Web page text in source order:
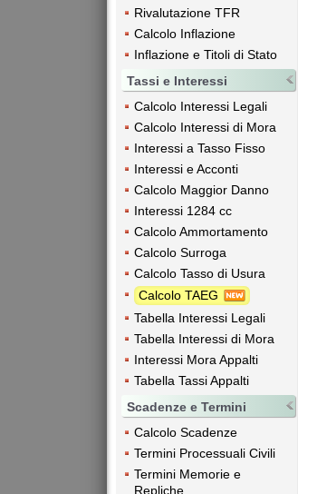
Rivalutazione TFR
Calcolo Inflazione
Inflazione e Titoli di Stato
Tassi e Interessi
Calcolo Interessi Legali
Calcolo Interessi di Mora
Interessi a Tasso Fisso
Interessi e Acconti
Calcolo Maggior Danno
Interessi 1284 cc
Calcolo Ammortamento
Calcolo Surroga
Calcolo Tasso di Usura
Calcolo TAEG
Tabella Interessi Legali
Tabella Interessi di Mora
Interessi Mora Appalti
Tabella Tassi Appalti
Scadenze e Termini
Calcolo Scadenze
Termini Processuali Civili
Termini Memorie e
Repliche